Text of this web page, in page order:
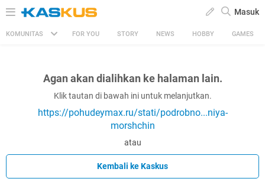
Masuk
KOMUNITAS FOR YOU STORY NEWS HOBBY GAMES
Agan akan dialihkan ke halaman lain.
Klik tautan di bawah ini untuk melanjutkan.
https://pohudeymax.ru/stati/podrobno...niya-
morshchin
atau
Kembali ke Kaskus